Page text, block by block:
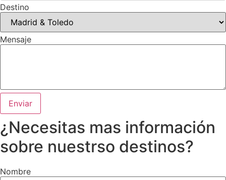
Destino
Mensaje
Enviar
¿Necesitas mas información
sobre nuestrso destinos?
Nombre